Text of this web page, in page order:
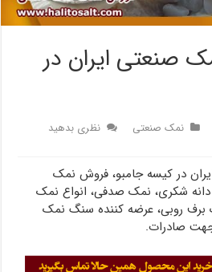
صنعتی ایران در
نمک صنعتی
نظری بدهید
در کیسه جامبو، فروش نمک
شکری، نمک صدفی، انواع نمک
برف روبی، عرضه کننده سنگ نمک
صادرات.